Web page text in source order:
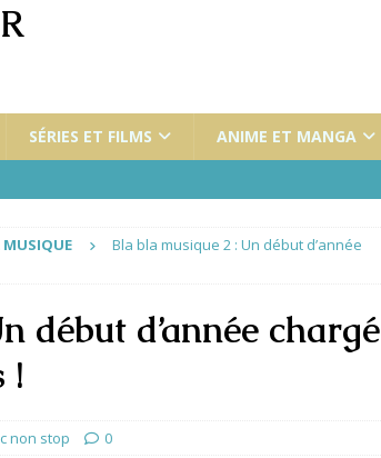
SÉRIES ET FILMS ANIME ET MANGA
MUSIQUE
Bla bla musique 2 : Un début d’année
début d’année chargé
!
non stop 0